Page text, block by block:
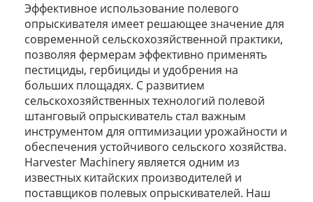
Эффективное использование полевого
опрыскивателя имеет решающее значение для
современной сельскохозяйственной практики,
позволяя фермерам эффективно применять
пестициды, гербициды и удобрения на
больших площадях. С развитием
сельскохозяйственных технологий полевой
штанговый опрыскиватель стал важным
инструментом для оптимизации урожайности и
обеспечения устойчивого сельского хозяйства.
Harvester Machinery является одним из
известных китайских производителей и
поставщиков полевых опрыскивателей. Наш